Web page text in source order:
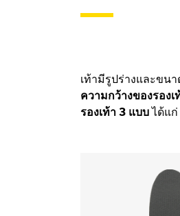
เท้ามีรูปร่างและขน
ความกว้างของรอง
รองเท้า 3 แบบได้แ